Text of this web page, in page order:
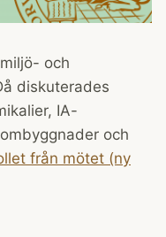
och
diskuterades
IA-
och
från mötet (ny